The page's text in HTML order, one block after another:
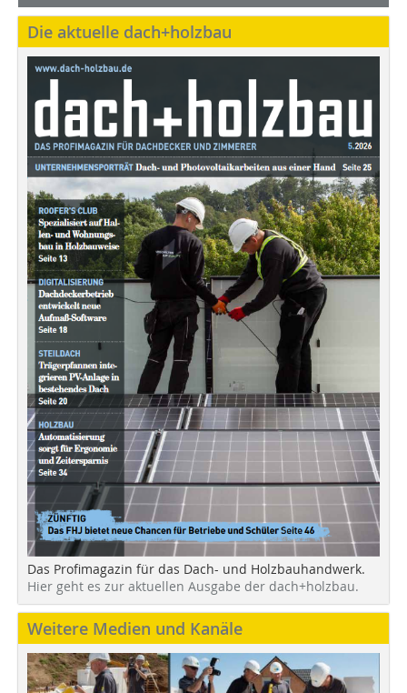
Die aktuelle dach+holzbau
Das Profimagazin für das Dach- und Holzbauhandwerk.
Hier geht es zur aktuellen Ausgabe der dach+holzbau.
Weitere Medien und Kanäle